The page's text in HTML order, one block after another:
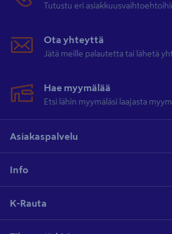
Tutustu eri
Ota yhteyttä
Jätä meille palautetta tai lähetä
Hae myymälää
Etsi lähin myymäläsi laajasta
Asiakaspalvelu
Info
K-Rauta